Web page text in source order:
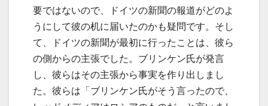
要ではないので、ドイツの新聞の報道がどのよ
うにして彼の机に届いたのかも疑問です。そし
て、ドイツの新聞が最初に行ったことは、彼ら
の側からの主張でした。ブリンケン氏が発言
し、彼らはその主張から事実を作り出しまし
た。彼らは「ブリンケン氏がそう言ったので、